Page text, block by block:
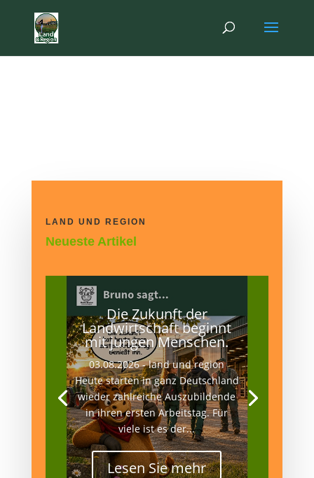
LAND UND REGION
Neueste Artikel
Die Zukunft der
Landwirtschaft beginnt
mit jungen Menschen.
03.08.2026 - land und region
Heute starten in ganz Deutschland
wieder zahlreiche Auszubildende
in ihren ersten Arbeitstag. Für
viele ist es der...
Lesen Sie mehr